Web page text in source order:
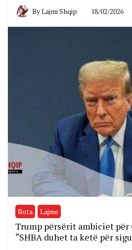
ByLajmi Shqip 18/02/2026
Bota Lajme
Trump përsërit ambiciet për
“SHBA duhet ta ketë për